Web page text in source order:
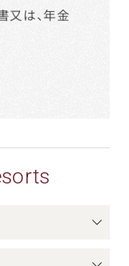
又は、年金